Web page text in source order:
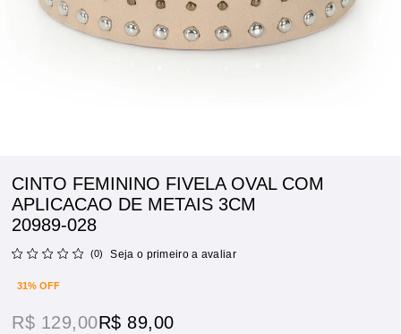
CINTO FEMININO FIVELA OVAL COM
APLICACAO DE METAIS 3CM
20989-028
(0) Seja o primeiro a avaliar
31% OFF
R$ 129,00R$ 89,00